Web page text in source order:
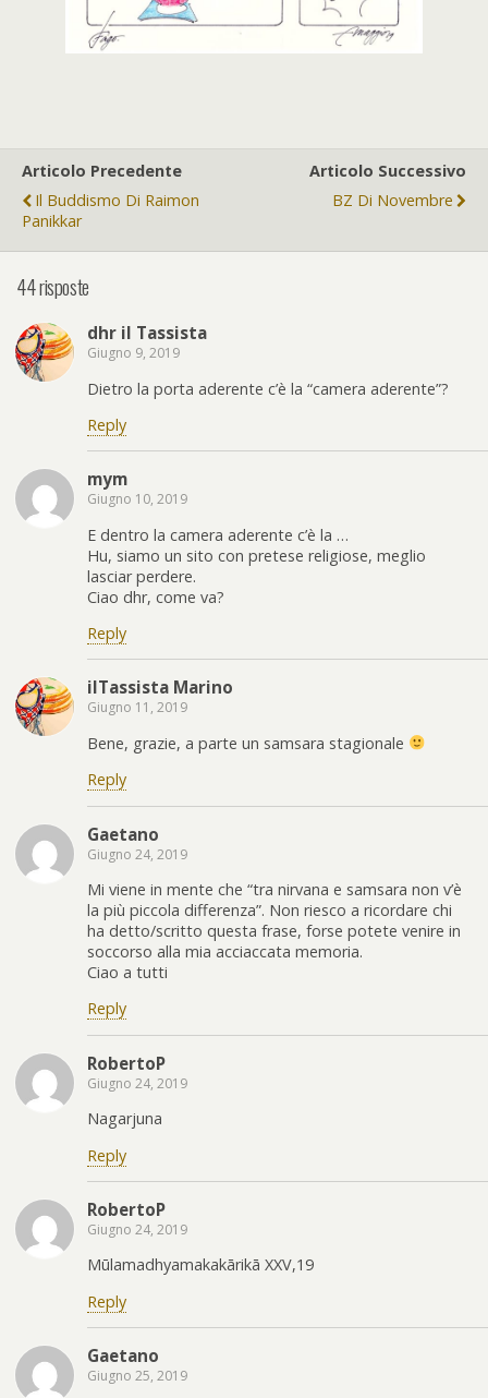
Articolo Precedente
Il Buddismo Di Raimon
Panikkar
Articolo Successivo
BZ Di Novembre
44 risposte
dhr il Tassista
Giugno 9, 2019
Dietro la porta aderente c’è la “camera aderente”?
Reply
mym
Giugno 10, 2019
E dentro la camera aderente c’è la …
Hu, siamo un sito con pretese religiose, meglio
lasciar perdere.
Ciao dhr, come va?
Reply
ilTassista Marino
Giugno 11, 2019
Bene, grazie, a parte un samsara stagionale
Reply
Gaetano
Giugno 24, 2019
Mi viene in mente che “tra nirvana e samsara non v’è
la più piccola differenza”. Non riesco a ricordare chi
ha detto/scritto questa frase, forse potete venire in
soccorso alla mia acciaccata memoria.
Ciao a tutti
Reply
RobertoP
Giugno 24, 2019
Nagarjuna
Reply
RobertoP
Giugno 24, 2019
Mūlamadhyamakakārikā XXV,19
Reply
Gaetano
Giugno 25, 2019